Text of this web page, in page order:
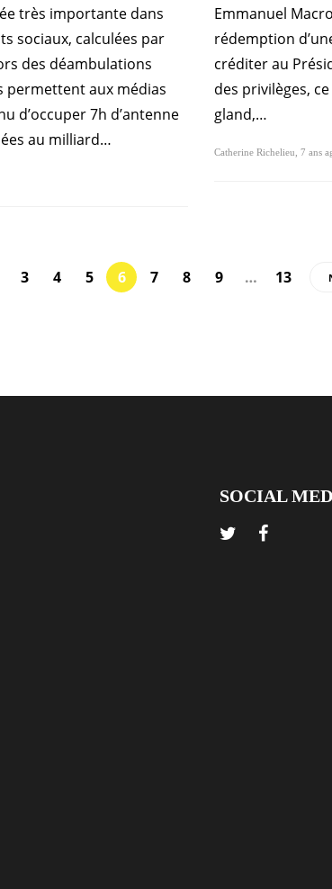
Emmanuel
rédemption
créditer au
des privilèges,
gland,…
Catherine Richelieu 7 ans
très importante dans
sociaux, calculées par
des déambulations
permettent aux médias
d’occuper 7h d’antenne
au milliard…
3 4 5 6 7 8 9 … 13
SOCIAL